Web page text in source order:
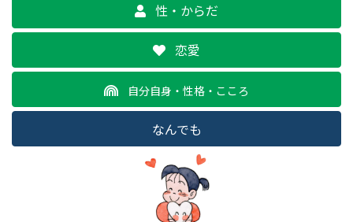
性・からだ
恋愛
自分自身・性格・こころ
なんでも